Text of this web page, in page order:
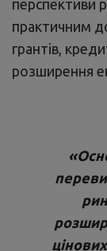
перспективи
практичним
грантів,
розширення